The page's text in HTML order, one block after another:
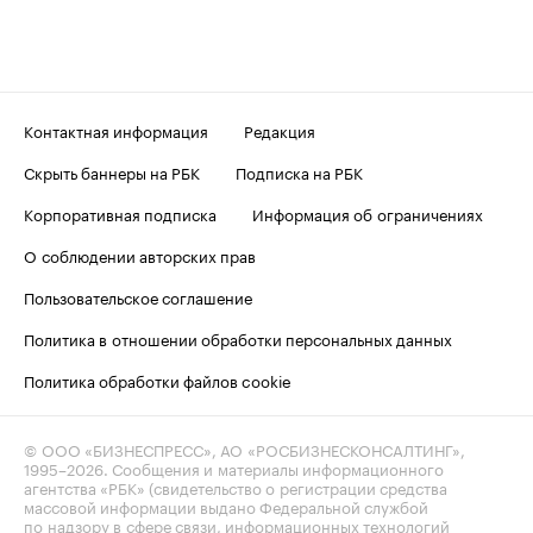
Контактная информация
Редакция
Скрыть баннеры на РБК
Подписка на РБК
Корпоративная подписка
Информация об ограничениях
О соблюдении авторских прав
Пользовательское соглашение
Политика в отношении обработки персональных данных
Политика обработки файлов cookie
© ООО «БИЗНЕСПРЕСС», АО «РОСБИЗНЕСКОНСАЛТИНГ»,
1995–2026 . Сообщения и материалы информационного
агентства «РБК» (свидетельство о регистрации средства
массовой информации выдано Федеральной службой
по надзору в сфере связи, информационных технологий